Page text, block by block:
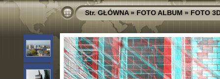
Str. GŁÓWNA»FOTO ALBUM»FOTO